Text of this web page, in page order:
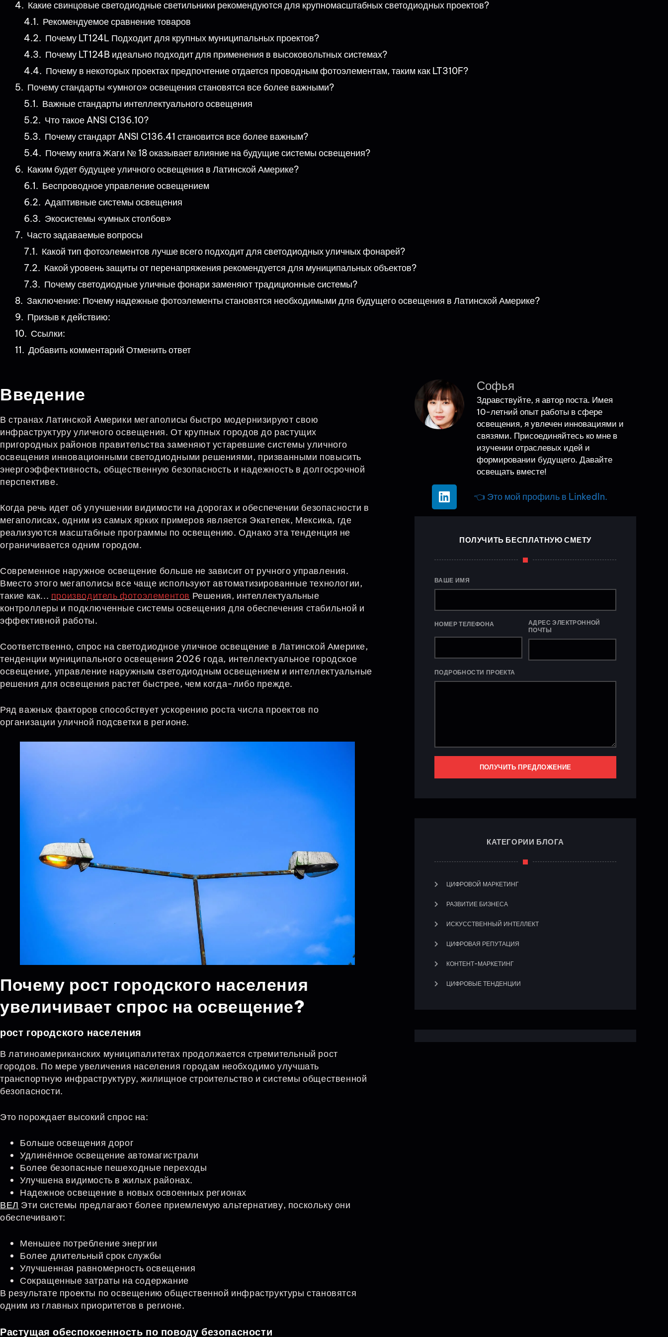
Какие свинцовые светодиодные светильники рекомендуются для крупномасштабных светодиодных проектов?
Рекомендуемое сравнение товаров
Почему LT124L Подходит для крупных муниципальных проектов?
Почему LT124B идеально подходит для применения в высоковольтных системах?
Почему в некоторых проектах предпочтение отдается проводным фотоэлементам, таким как LT310F?
Почему стандарты «умного» освещения становятся все более важными?
Важные стандарты интеллектуального освещения
Что такое ANSI C136.10?
Почему стандарт ANSI C136.41 становится все более важным?
Почему книга Жаги № 18 оказывает влияние на будущие системы освещения?
Каким будет будущее уличного освещения в Латинской Америке?
Беспроводное управление освещением
Адаптивные системы освещения
Экосистемы «умных столбов»
Часто задаваемые вопросы
Какой тип фотоэлементов лучше всего подходит для светодиодных уличных фонарей?
Какой уровень защиты от перенапряжения рекомендуется для муниципальных объектов?
Почему светодиодные уличные фонари заменяют традиционные системы?
Заключение: Почему надежные фотоэлементы становятся необходимыми для будущего освещения в Латинской Америке?
Призыв к действию:
Ссылки:
Добавить комментарий Отменить ответ
Введение
В странах Латинской Америки мегаполисы быстро модернизируют свою
инфраструктуру уличного освещения. От крупных городов до растущих
пригородных районов правительства заменяют устаревшие системы уличного
освещения инновационными светодиодными решениями, призванными повысить
энергоэффективность, общественную безопасность и надежность в долгосрочной
перспективе.
Когда речь идет об улучшении видимости на дорогах и обеспечении безопасности в
мегаполисах, одним из самых ярких примеров является Экатепек, Мексика, где
реализуются масштабные программы по освещению. Однако эта тенденция не
ограничивается одним городом.
Современное наружное освещение больше не зависит от ручного управления.
Вместо этого мегаполисы все чаще используют автоматизированные технологии,
такие как... производитель фотоэлементов Решения, интеллектуальные
контроллеры и подключенные системы освещения для обеспечения стабильной и
эффективной работы.
Соответственно, спрос на светодиодное уличное освещение в Латинской Америке,
тенденции муниципального освещения 2026 года, интеллектуальное городское
освещение, управление наружным светодиодным освещением и интеллектуальные
решения для освещения растет быстрее, чем когда-либо прежде.
Ряд важных факторов способствует ускорению роста числа проектов по
организации уличной подсветки в регионе.
Почему рост городского населения
увеличивает спрос на освещение?
рост городского населения
В латиноамериканских муниципалитетах продолжается стремительный рост
городов. По мере увеличения населения городам необходимо улучшать
транспортную инфраструктуру, жилищное строительство и системы общественной
безопасности.
Это порождает высокий спрос на:
Больше освещения дорог
Удлинённое освещение автомагистрали
Более безопасные пешеходные переходы
Улучшена видимость в жилых районах.
Надежное освещение в новых освоенных регионах
ВЕЛ Эти системы предлагают более приемлемую альтернативу, поскольку они
обеспечивают:
Меньшее потребление энергии
Более длительный срок службы
Улучшенная равномерность освещения
Сокращенные затраты на содержание
В результате проекты по освещению общественной инфраструктуры становятся
одним из главных приоритетов в регионе.
Растущая обеспокоенность по поводу безопасности
Софья
Здравствуйте, я автор поста. Имея
10-летний опыт работы в сфере
освещения, я увлечен инновациями и
связями. Присоединяйтесь ко мне в
изучении отраслевых идей и
формировании будущего. Давайте
освещать вместе!
👈 Это мой профиль в LinkedIn.
ПОЛУЧИТЬ БЕСПЛАТНУЮ СМЕТУ
ВАШЕ ИМЯ
НОМЕР ТЕЛЕФОНА
АДРЕС ЭЛЕКТРОННОЙ
ПОЧТЫ
ПОДРОБНОСТИ ПРОЕКТА
ПОЛУЧИТЬ ПРЕДЛОЖЕНИЕ
КАТЕГОРИИ БЛОГА
ЦИФРОВОЙ МАРКЕТИНГ
РАЗВИТИЕ БИЗНЕСА
ИСКУССТВЕННЫЙ ИНТЕЛЛЕКТ
ЦИФРОВАЯ РЕПУТАЦИЯ
КОНТЕНТ-МАРКЕТИНГ
ЦИФРОВЫЕ ТЕНДЕНЦИИ